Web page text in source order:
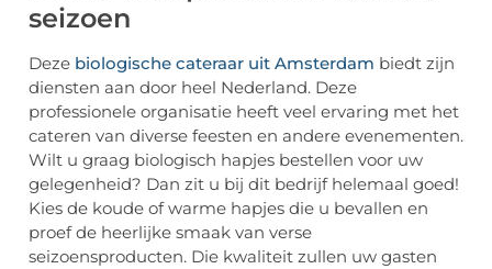
seizoen
Deze biologische cateraar uit Amsterdam biedt zijn
diensten aan door heel Nederland. Deze
professionele organisatie heeft veel ervaring met het
cateren van diverse feesten en andere evenementen.
Wilt u graag biologisch hapjes bestellen voor uw
gelegenheid? Dan zit u bij dit bedrijf helemaal goed!
Kies de koude of warme hapjes die u bevallen en
proef de heerlijke smaak van verse
seizoensproducten. Die kwaliteit zullen uw gasten